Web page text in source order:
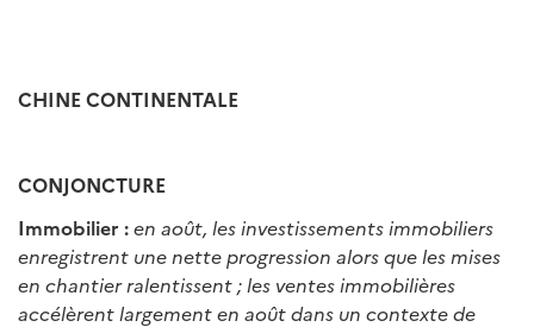
CHINE CONTINENTALE
CONJONCTURE
Immobilier :en août, les investissements immobiliers
enregistrent une nette progression alors que les mises
en chantier ralentissent ; les ventes immobilières
accélèrent largement en août dans un contexte de